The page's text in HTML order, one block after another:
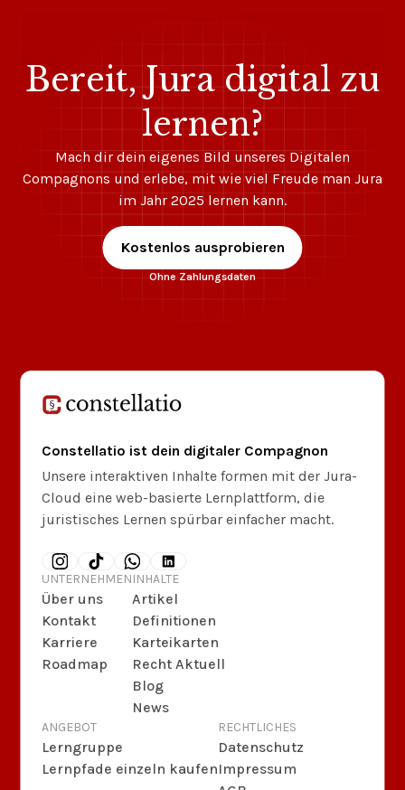
Bereit, Jura digital zu
lernen?
Mach dir dein eigenes Bild unseres Digitalen
Compagnons und erlebe, mit wie viel Freude man Jura
im Jahr 2025 lernen kann.
Kostenlos ausprobieren
Ohne Zahlungsdaten
Constellatio ist dein digitaler Compagnon
Unsere interaktiven Inhalte formen mit der Jura-
Cloud eine web-basierte Lernplattform, die
juristisches Lernen spürbar einfacher macht.
UNTERNEHMEN
Über uns
Kontakt
Karriere
Roadmap
INHALTE
Artikel
Definitionen
Karteikarten
Recht Aktuell
Blog
News
ANGEBOT
Lerngruppe
Lernpfade einzeln kaufen
RECHTLICHES
Datenschutz
Impressum